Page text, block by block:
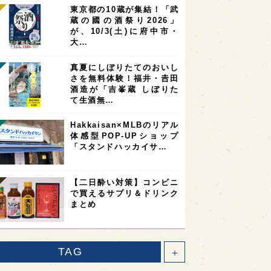
東京都の10蔵が集結！「武
蔵の國の酒祭り2026」
が、10/3(土)に府中市・
大…
真夏にしぼりたてのおいし
さを無料体験！福井・𠮷田
酒造が「吉峯蔵 しぼりた
て生酒無…
Hakkaisan×MLBのリアル
体感型POP-UPショップ
「スタンドハッカイサ…
【二日酔い対策】コンビニ
で買えるサプリ＆ドリンク
まとめ